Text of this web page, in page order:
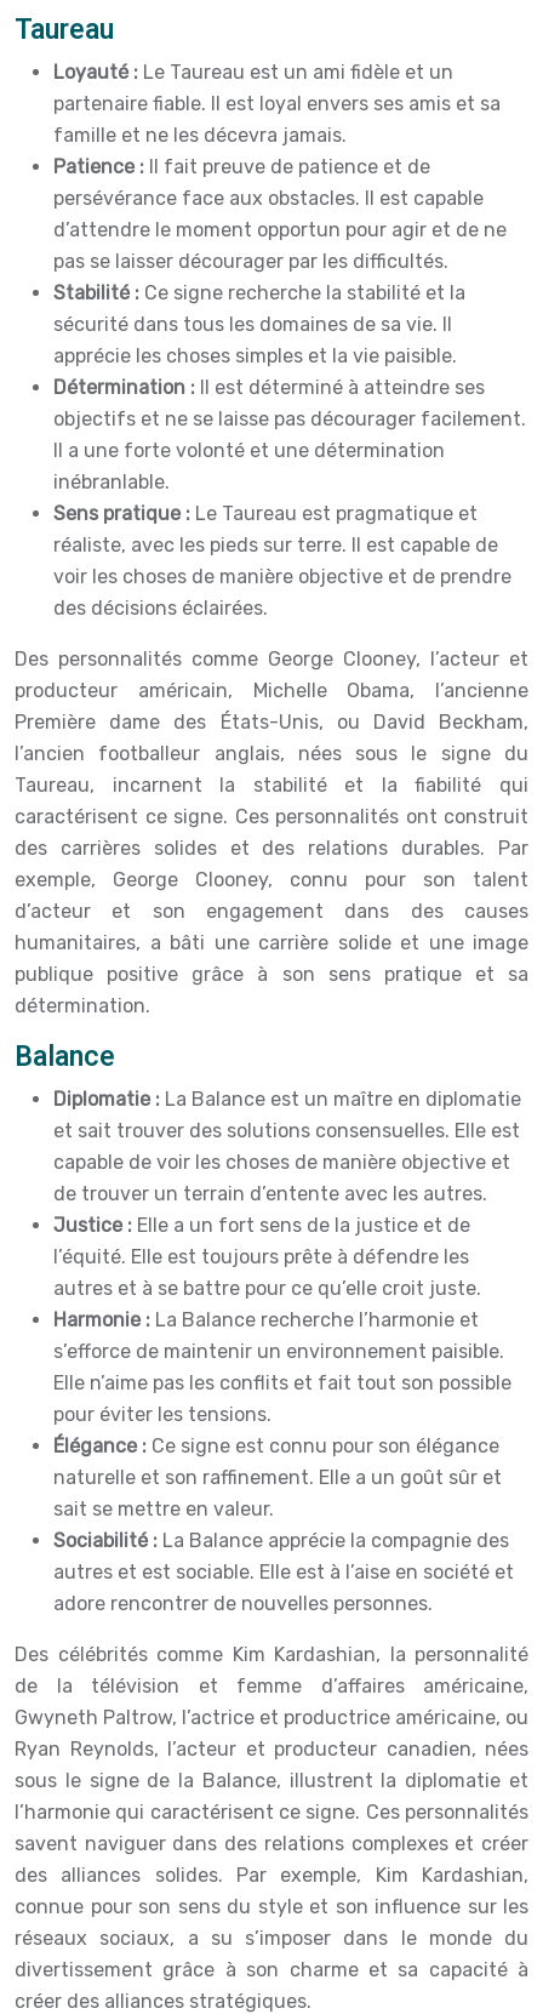
Taureau
Loyauté : Le Taureau est un ami fidèle et un
partenaire fiable. Il est loyal envers ses amis et sa
famille et ne les décevra jamais.
Patience : Il fait preuve de patience et de
persévérance face aux obstacles. Il est capable
d’attendre le moment opportun pour agir et de ne
pas se laisser décourager par les difficultés.
Stabilité : Ce signe recherche la stabilité et la
sécurité dans tous les domaines de sa vie. Il
apprécie les choses simples et la vie paisible.
Détermination : Il est déterminé à atteindre ses
objectifs et ne se laisse pas décourager facilement.
Il a une forte volonté et une détermination
inébranlable.
Sens pratique : Le Taureau est pragmatique et
réaliste, avec les pieds sur terre. Il est capable de
voir les choses de manière objective et de prendre
des décisions éclairées.
Des personnalités comme George Clooney, l’acteur et
producteur américain, Michelle Obama, l’ancienne
Première dame des États-Unis, ou David Beckham,
l’ancien footballeur anglais, nées sous le signe du
Taureau, incarnent la stabilité et la fiabilité qui
caractérisent ce signe. Ces personnalités ont construit
des carrières solides et des relations durables. Par
exemple, George Clooney, connu pour son talent
d’acteur et son engagement dans des causes
humanitaires, a bâti une carrière solide et une image
publique positive grâce à son sens pratique et sa
détermination.
Balance
Diplomatie : La Balance est un maître en diplomatie
et sait trouver des solutions consensuelles. Elle est
capable de voir les choses de manière objective et
de trouver un terrain d’entente avec les autres.
Justice : Elle a un fort sens de la justice et de
l’équité. Elle est toujours prête à défendre les
autres et à se battre pour ce qu’elle croit juste.
Harmonie : La Balance recherche l’harmonie et
s’efforce de maintenir un environnement paisible.
Elle n’aime pas les conflits et fait tout son possible
pour éviter les tensions.
Élégance : Ce signe est connu pour son élégance
naturelle et son raffinement. Elle a un goût sûr et
sait se mettre en valeur.
Sociabilité : La Balance apprécie la compagnie des
autres et est sociable. Elle est à l’aise en société et
adore rencontrer de nouvelles personnes.
Des célébrités comme Kim Kardashian, la personnalité
de la télévision et femme d’affaires américaine,
Gwyneth Paltrow, l’actrice et productrice américaine, ou
Ryan Reynolds, l’acteur et producteur canadien, nées
sous le signe de la Balance, illustrent la diplomatie et
l’harmonie qui caractérisent ce signe. Ces personnalités
savent naviguer dans des relations complexes et créer
des alliances solides. Par exemple, Kim Kardashian,
connue pour son sens du style et son influence sur les
réseaux sociaux, a su s’imposer dans le monde du
divertissement grâce à son charme et sa capacité à
créer des alliances stratégiques.